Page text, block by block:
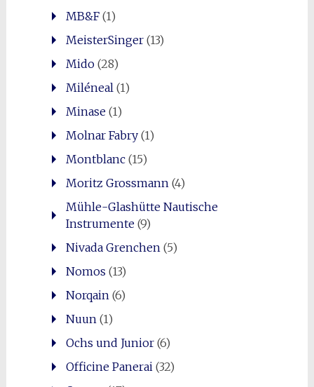
MB&F(1)
MeisterSinger(13)
Mido(28)
Miléneal(1)
Minase(1)
Molnar Fabry(1)
Montblanc(15)
Moritz Grossmann(4)
Mühle-Glashütte Nautische
Instrumente(9)
Nivada Grenchen(5)
Nomos (13)
Norqain(6)
Nuun(1)
Ochs und Junior(6)
Officine Panerai(32)